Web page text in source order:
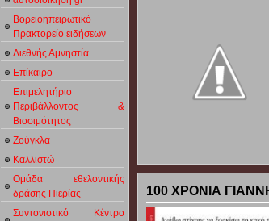
Βορειοηπειρωτικό
Πρακτορείο ειδήσεων
Διεθνής Αμνηστία
Επίκαιρο
Επιμελητήριο
Περιβάλλοντος &
Βιοσιμότητος
Ζούγκλα
Καλλιστώ
Ομάδα εθελοντικής
δράσης Πιερίας
Συντονιστικό Κέντρο
100 ΧΡΟΝΙΑ